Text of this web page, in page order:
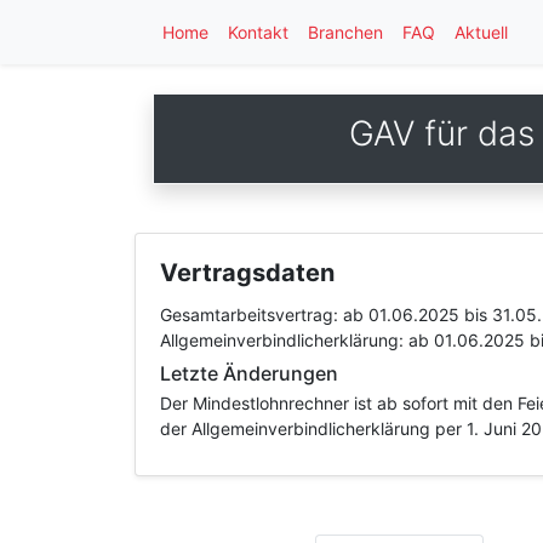
Home Kontakt Branchen FAQ Aktuell
GAV für
Vertragsdaten
Gesamtarbeitsvertrag: ab 01.06.2025 bis
Allgemeinverbindlicherklärung: ab 01.06.2025
Letzte Änderungen
Der Mindestlohnrechner ist ab sofort mit den
der Allgemeinverbindlicherklärung per 1. Juni